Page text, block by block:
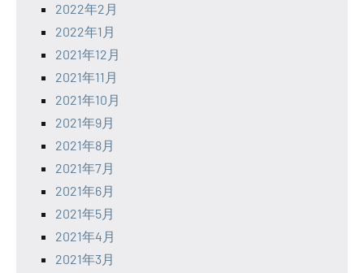
2022年2月
2022年1月
2021年12月
2021年11月
2021年10月
2021年9月
2021年8月
2021年7月
2021年6月
2021年5月
2021年4月
2021年3月